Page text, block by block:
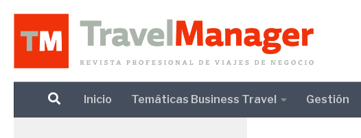
Debajo del contenido
Inicio Temáticas Business Travel Gestión